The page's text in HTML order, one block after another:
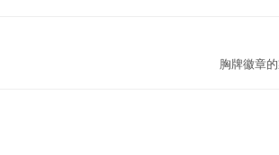
胸牌徽章